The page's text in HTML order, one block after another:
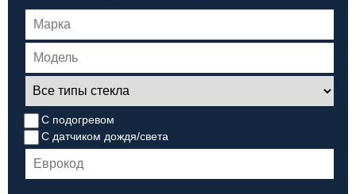
С подогревом
С датчиком дождя/света